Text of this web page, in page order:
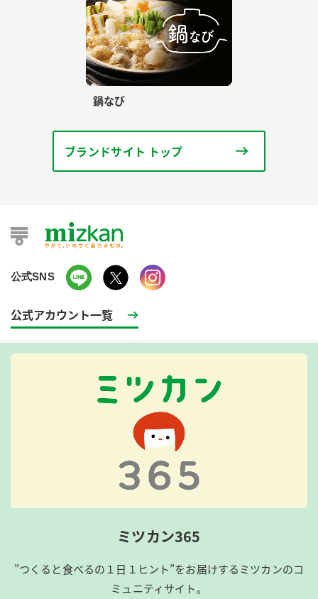
鍋なび
ブランドサイト トップ
公式SNS
公式アカウント一覧
ミツカン365
”つくると食べるの１日１ヒント”をお届けするミツカンのコ
ミュニティサイト。